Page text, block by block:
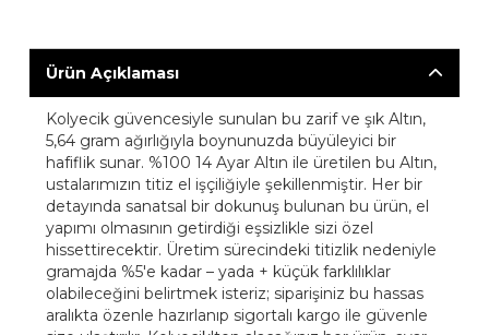
Ürün Açıklaması
Kolyecik güvencesiyle sunulan bu zarif ve şık Altın,
5,64 gram ağırlığıyla boynunuzda büyüleyici bir
hafiflik sunar. %100 14 Ayar Altın ile üretilen bu Altın,
ustalarımızın titiz el işçiliğiyle şekillenmiştir. Her bir
detayında sanatsal bir dokunuş bulunan bu ürün, el
yapımı olmasının getirdiği eşsizlikle sizi özel
hissettirecektir. Üretim sürecindeki titizlik nedeniyle
gramajda %5'e kadar – yada + küçük farklılıklar
olabileceğini belirtmek isteriz; siparişiniz bu hassas
aralıkta özenle hazırlanıp sigortalı kargo ile güvenle